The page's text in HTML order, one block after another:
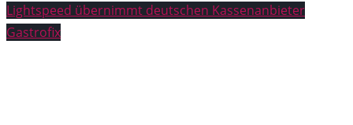
Lightspeed übernimmt deutschen Kassenanbieter
Gastrofix